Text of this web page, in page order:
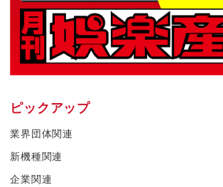
ピックアップ
業界団体関連
新機種関連
企業関連